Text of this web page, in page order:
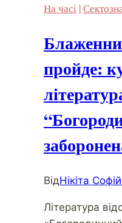
На часі |
пройде:
ВідНікіта
Література